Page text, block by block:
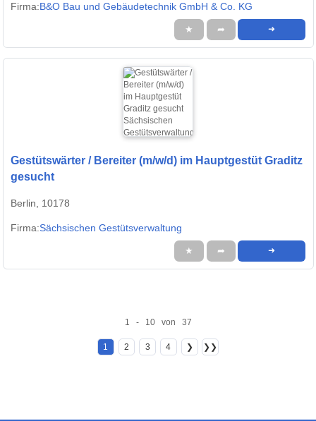
Firma:B&O Bau und Gebäudetechnik GmbH & Co. KG
★ ➦ ➜
Gestütswärter / Bereiter (m/w/d) im Hauptgestüt Graditz
gesucht
Berlin, 10178
Firma:Sächsischen Gestütsverwaltung
★ ➦ ➜
1 - 10 von 37
1 2 3 4 ❯ ❯❯